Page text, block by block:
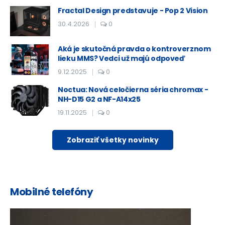
Fractal Design predstavuje - Pop 2 Vision
30.4.2026 0
Aká je skutočná pravda o kontroverznom
lieku MMS? Vedci už majú odpoveď
9.12.2025 0
Noctua: Nová celočierna séria chromax -
NH-D15 G2 a NF-A14x25
19.11.2025 0
Zobraziť všetky novinky
Mobilné telefóny